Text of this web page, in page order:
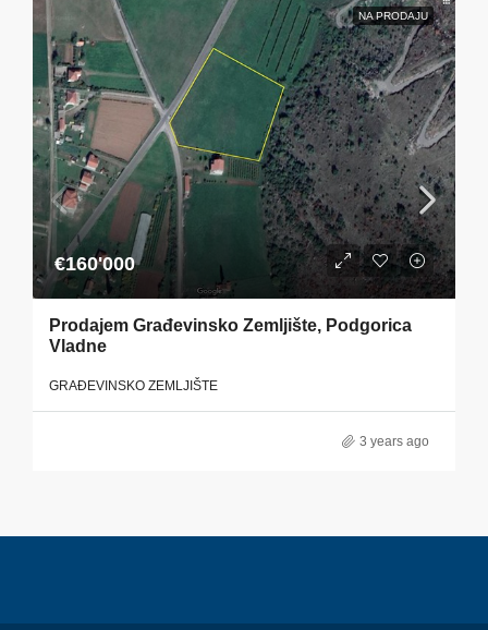
NA PRODAJU
€160'000
Prodajem Građevinsko Zemljište, Podgorica
Vladne
GRAĐEVINSKO ZEMLJIŠTE
3 years ago